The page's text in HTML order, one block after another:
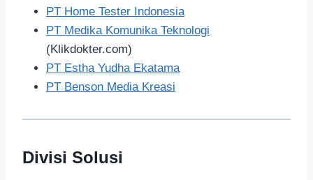
PT Home Tester Indonesia
PT Medika Komunika Teknologi
(Klikdokter.com)
PT Estha Yudha Ekatama
PT Benson Media Kreasi
Divisi Solusi